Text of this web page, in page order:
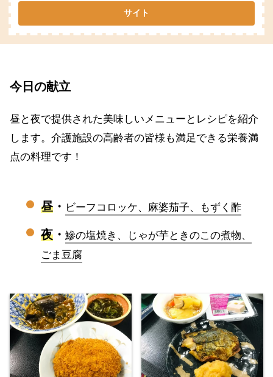
今日の献立
昼と夜で提供された美味しいメニューとレシピを紹介
します。介護施設の高齢者の皆様も満足できる栄養満
点の料理です！
昼・ ビーフコロッケ、麻婆茄子、もずく酢
夜 ・ 鰺の塩焼き、じゃが芋ときのこの煮物、
ごま豆腐